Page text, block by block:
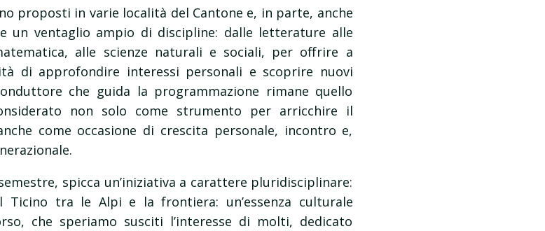
proposti in varie località del Cantone e, in parte, anche
un ventaglio ampio di discipline: dalle letterature alle
alle scienze naturali e sociali, per offrire a
di approfondire interessi personali e scoprire nuovi
che guida la programmazione rimane quello
non solo come strumento per arricchire il
come occasione di crescita personale, incontro e,
spicca un’iniziativa a carattere pluridisciplinare:
tra le Alpi e la frontiera: un’essenza culturale
che speriamo susciti l’interesse di molti, dedicato